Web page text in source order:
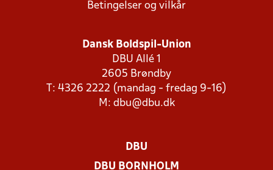
Betingelser og vilkår
Dansk Boldspil-Union
DBU Allé 1
2605 Brøndby
T: 4326 2222 (mandag - fredag 9-16)
M: dbu@dbu.dk
DBU
DBU BORNHOLM